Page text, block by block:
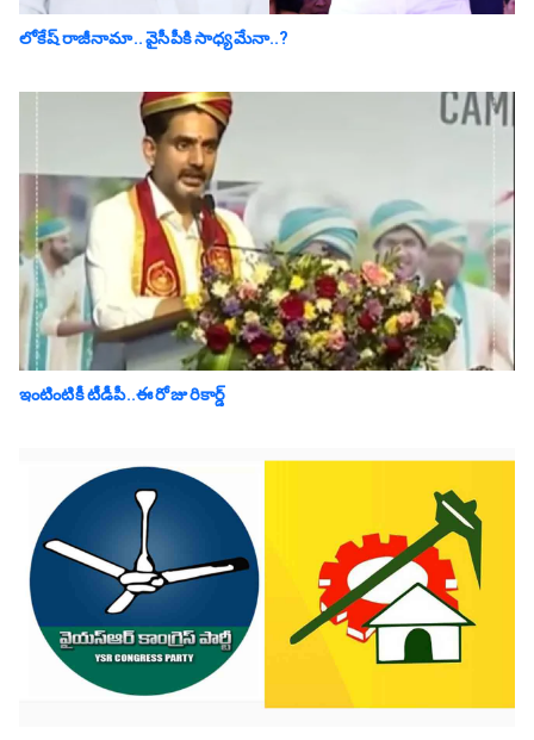
లోకేష్ రాజీనామా.. వైసీపీకి సాధ్య‌మేనా..?
ఇంటింటికీ టీడీపీ..ఈ రోజు రికార్డ్